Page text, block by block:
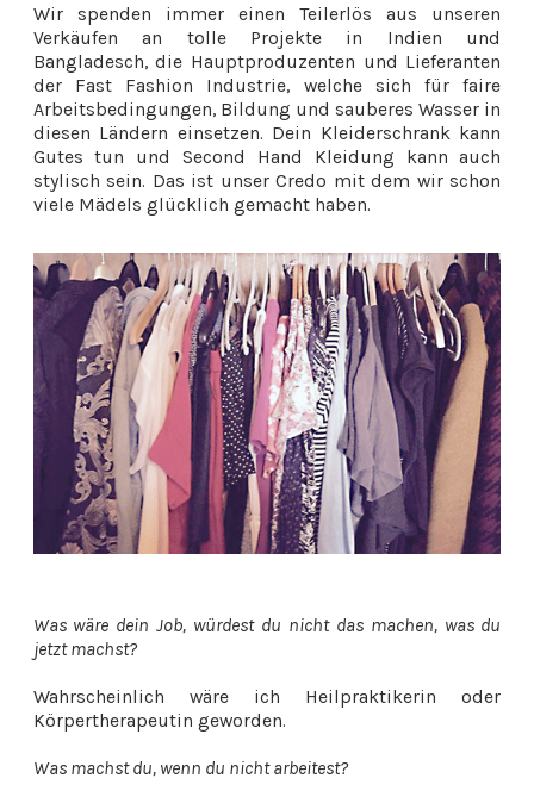
Wir spenden immer einen Teilerlös aus unseren
Verkäufen an tolle Projekte in Indien und
Bangladesch, die Hauptproduzenten und Lieferanten
der Fast Fashion Industrie, welche sich für faire
Arbeitsbedingungen, Bildung und sauberes Wasser in
diesen Ländern einsetzen. Dein Kleiderschrank kann
Gutes tun und Second Hand Kleidung kann auch
stylisch sein. Das ist unser Credo mit dem wir schon
viele Mädels glücklich gemacht haben.
Was wäre dein Job, würdest du nicht das machen, was du
jetzt machst?
Wahrscheinlich wäre ich Heilpraktikerin oder
Körpertherapeutin geworden.
Was machst du, wenn du nicht arbeitest?